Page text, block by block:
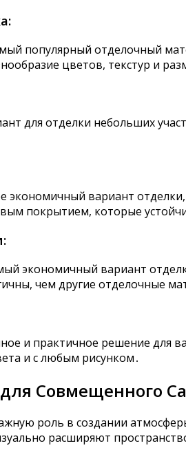
популярный отделочный
цветов, текстур и
для отделки небольших
экономичный вариант
покрытием, которые
экономичный вариант
чем другие отделочные
и практичное решение для
и с любым рисунком․
Совмещенного
роль в создании
расширяют